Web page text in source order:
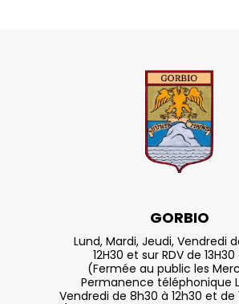
GORBIO
Lund, Mardi, Jeudi, Vendredi
12H30 et sur RDV de 13H30
(Fermée au public les
Permanence téléphonique
Vendredi de 8h30 à 12h30 et de